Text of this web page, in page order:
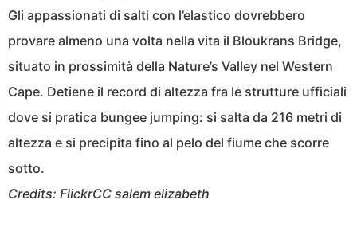
Gli appassionati di salti con l’elastico dovrebbero
provare almeno una volta nella vita il Bloukrans Bridge,
situato in prossimità della Nature’s Valley nel Western
Cape. Detiene il record di altezza fra le strutture ufficiali
dove si pratica bungee jumping: si salta da 216 metri di
altezza e si precipita fino al pelo del fiume che scorre
sotto.
Credits: FlickrCC salem elizabeth